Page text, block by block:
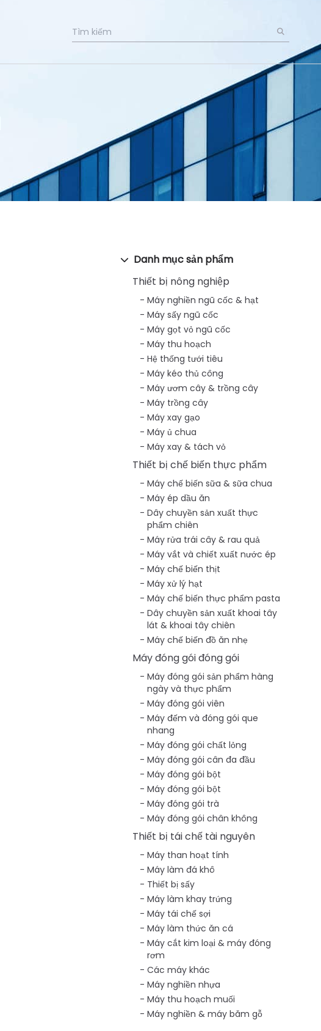
Danh mục sản phẩm
Thiết bị nông nghiệp
Máy nghiền ngũ cốc & hạt
Máy sấy ngũ cốc
Máy gọt vỏ ngũ cốc
Máy thu hoạch
Hệ thống tưới tiêu
Máy kéo thủ công
Máy ươm cây & trồng cây
Máy trồng cây
Máy xay gạo
Máy ủ chua
Máy xay & tách vỏ
Thiết bị chế biến thực phẩm
Máy chế biến sữa & sữa chua
Máy ép dầu ăn
Dây chuyền sản xuất thực
phẩm chiên
Máy rửa trái cây & rau quả
Máy vắt và chiết xuất nước ép
Máy chế biến thịt
Máy xử lý hạt
Máy chế biến thực phẩm pasta
Dây chuyền sản xuất khoai tây
lát & khoai tây chiên
Máy chế biến đồ ăn nhẹ
Máy đóng gói đóng gói
Máy đóng gói sản phẩm hàng
ngày và thực phẩm
Máy đóng gói viên
Máy đếm và đóng gói que
nhang
Máy đóng gói chất lỏng
Máy đóng gói cân đa đầu
Máy đóng gói bột
Máy đóng gói bột
Máy đóng gói trà
Máy đóng gói chân không
Thiết bị tái chế tài nguyên
Máy than hoạt tính
Máy làm đá khô
Thiết bị sấy
Máy làm khay trứng
Máy tái chế sợi
Máy làm thức ăn cá
Máy cắt kim loại & máy đóng
rơm
Các máy khác
Máy nghiền nhựa
Máy thu hoạch muối
Máy nghiền & máy băm gỗ